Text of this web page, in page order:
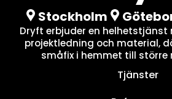
Stockholm
Dryft erbjuder en helhetstjänst
projektledning och material,
småfix i hemmet till större
Tjänster